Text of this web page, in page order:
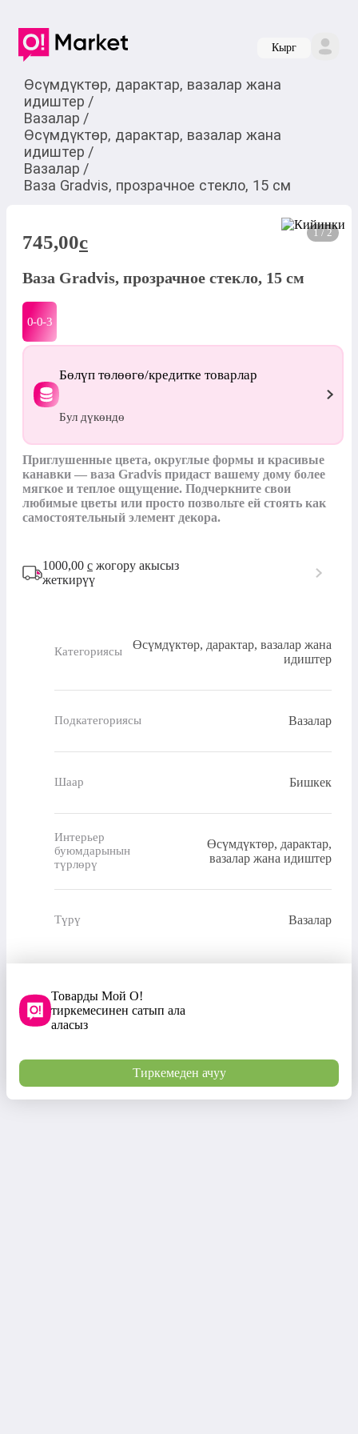
Кырг
Өсүмдүктөр, дарактар, вазалар жана
идиштер /
Вазалар /
Өсүмдүктөр, дарактар, вазалар жана
идиштер /
Вазалар /
Ваза Gradvis, прозрачное стекло, 15 см
1 / 2
745,00c
Ваза Gradvis, прозрачное стекло, 15 см
0-0-3
Бөлүп төлөөгө/кредитке товарлар
Бул дүкөндө
Приглушенные цвета, округлые формы и красивые
канавки — ваза Gradvis придаст вашему дому более
мягкое и теплое ощущение. Подчеркните свои
любимые цветы или просто позвольте ей стоять как
самостоятельный элемент декора.
1000,00 с жогору акысыз
жеткирүү
Категориясы
Өсүмдүктөр, дарактар, вазалар жана
идиштер
Подкатегориясы Вазалар
Шаар Бишкек
Интерьер
буюмдарынын
түрлөрү
Өсүмдүктөр, дарактар,
вазалар жана идиштер
Түрү Вазалар
Товарды Мой О!
тиркемесинен сатып ала
аласыз
Тиркемеден ачуу